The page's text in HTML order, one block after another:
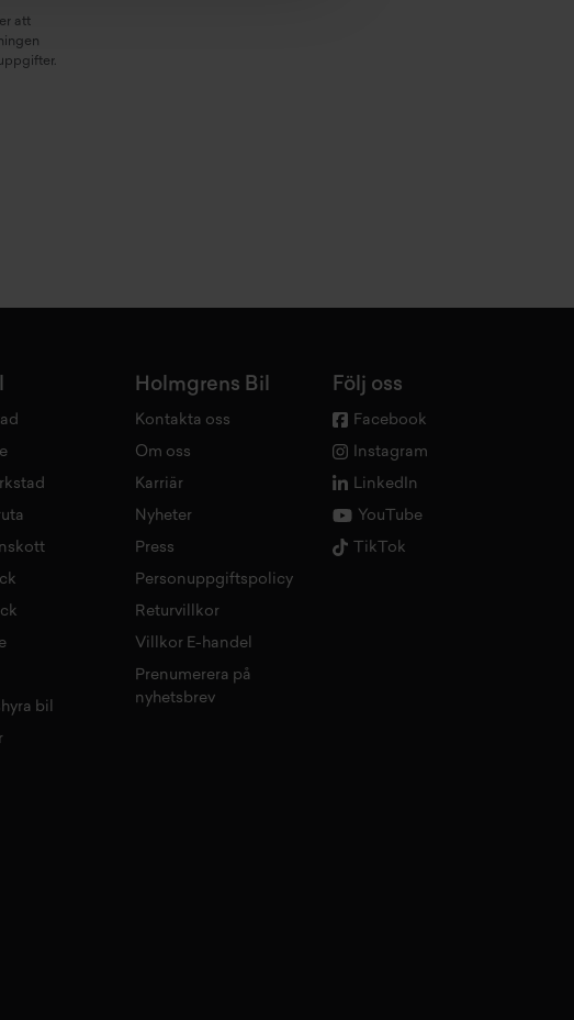
att
bil
Holmgrens Bil
Kontakta oss
Om oss
Karriär
Nyheter
Press
Personuppgiftspolicy
Returvillkor
Villkor E-handel
Prenumerera på
nyhetsbrev
Följ oss
Facebook
Instagram
LinkedIn
YouTube
TikTok